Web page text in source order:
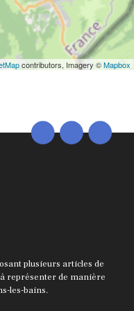
contributors, Imagery ©Mapbox
plusieurs articles de
à représenter de manière
les-bains.